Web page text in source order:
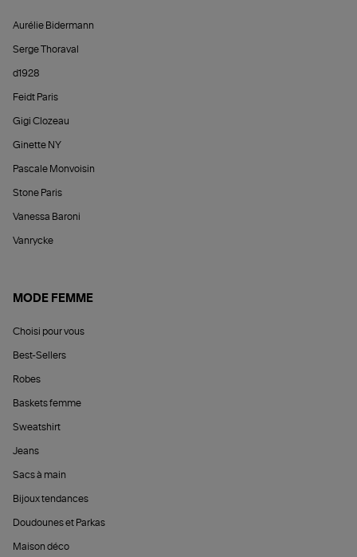
Aurélie Bidermann
Serge Thoraval
d1928
Feidt Paris
Gigi Clozeau
Ginette NY
Pascale Monvoisin
Stone Paris
Vanessa Baroni
Vanrycke
MODE FEMME
Choisi pour vous
Best-Sellers
Robes
Baskets femme
Sweatshirt
Jeans
Sacs à main
Bijoux tendances
Doudounes et Parkas
Maison déco